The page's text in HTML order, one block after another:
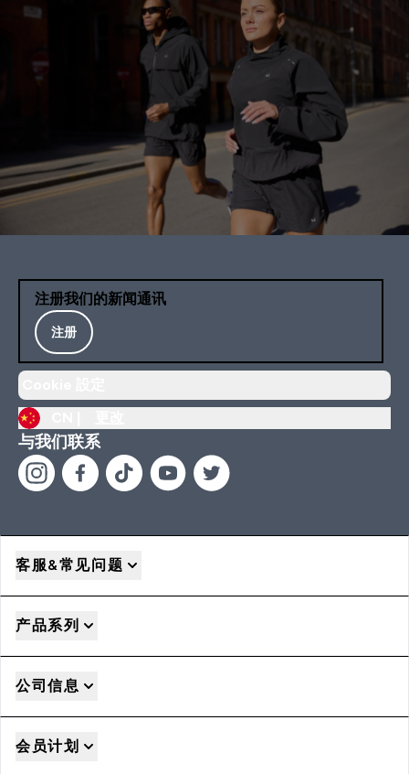
注册我们的新闻通讯
注册
与我们联系
客服&常见问题
产品系列
公司信息
会员计划